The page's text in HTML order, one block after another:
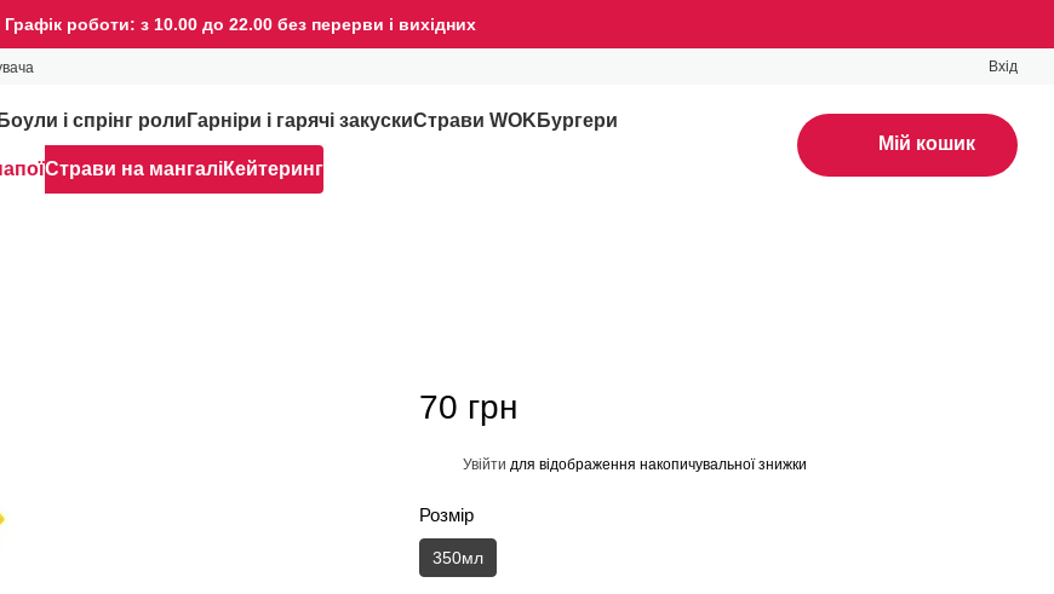
Графік роботи: з 10.00 до 22.00 без перерви і вихідних
Вхід
Боули і спрінг роли Гарніри і гарячі закускиСтрави WOK Бургери
Страви на мангаліКейтеринг
Мій кошик
70 грн
Увійти для відображення накопичувальної знижки
Розмір
350мл